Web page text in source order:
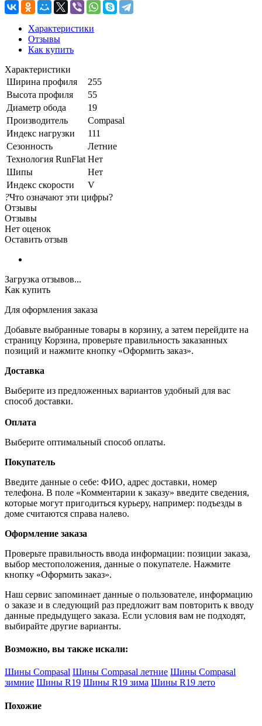
Характеристики
Отзывы
Как купить
Характеристики
Ширина профиля
255
Высота профиля
55
Диаметр обода
19
Производитель
Compasal
Индекс нагрузки
111
Сезонность
Летние
Технология RunFlat Нет
Шипы
Нет
Индекс скорости
V
?Что означают эти цифры?
Отзывы
Отзывы
Нет оценок
Оставить отзыв
Загрузка отзывов...
Как купить
Для оформления заказа
Добавьте выбранные товары в корзину, а затем перейдите на
страницу Корзина, проверьте правильность заказанных
позиций и нажмите кнопку «Оформить заказ».
Доставка
Выберите из предложенных вариантов удобный для вас
способ доставки.
Оплата
Выберите оптимальный способ оплаты.
Покупатель
Введите данные о себе: ФИО, адрес доставки, номер
телефона. В поле «Комментарии к заказу» введите сведения,
которые могут пригодиться курьеру, например: подъезды в
доме считаются справа налево.
Оформление заказа
Проверьте правильность ввода информации: позиции заказа,
выбор местоположения, данные о покупателе. Нажмите
кнопку «Оформить заказ».
Наш сервис запоминает данные о пользователе, информацию
о заказе и в следующий раз предложит вам повторить к вводу
данные предыдущего заказа. Если условия вам не подходят,
выбирайте другие варианты.
Возможно, вы также искали:
Шины Compasal Шины Compasal летние Шины Compasal
зимние Шины R19 Шины R19 зима Шины R19 лето
Похожие